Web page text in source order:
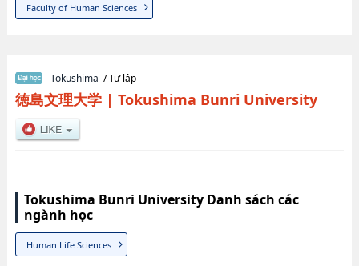
Faculty of Human Sciences
Tokushima / Tư lập
徳島文理大学| Tokushima Bunri University
Tokushima Bunri University Danh sách các
ngành học
Human Life Sciences